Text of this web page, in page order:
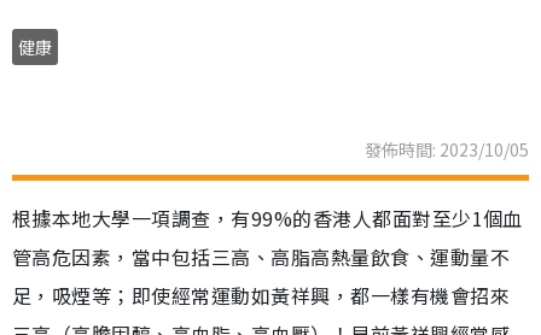
健康
發佈時間: 2023/10/05
根據本地大學一項調查，有99%的香港人都面對至少1個血
管高危因素，當中包括三高、高脂高熱量飲食、運動量不
足，吸煙等；即使經常運動如黃祥興，都一樣有機會招來